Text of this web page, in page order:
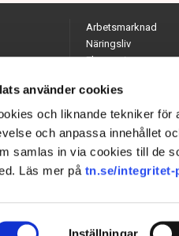
använder cookies
och liknande tekniker
och anpassa innehållet
samlas in via cookies till de
Läs mer på tn.se/
Inställningar
Arbetsmarknad
Näringsliv
Ekonomi
Opinion
Hållbarhet
Utrikes
Quiz